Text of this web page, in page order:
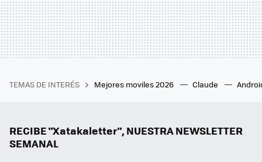
TEMAS DE INTERÉS Mejores moviles 2026 Claude
RECIBE "Xatakaletter", NUESTRA NEWSLETTER
SEMANAL